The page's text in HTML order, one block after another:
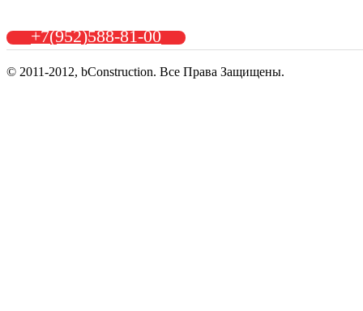
+7(952)588-81-00
© 2011-2012, bConstruction. Все Права Защищены.